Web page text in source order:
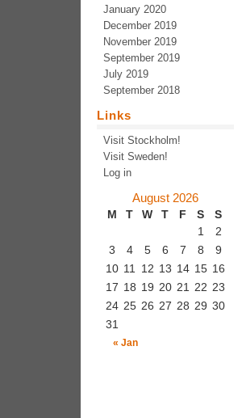
January 2020
December 2019
November 2019
September 2019
July 2019
September 2018
Links
Visit Stockholm!
Visit Sweden!
Log in
August 2026
M T W T F S S
« Jan
1
2
3
4 5 6 7 8
9
10 11 12 13 14 15 16
17 18 19 20 21 22 23
24 25 26 27 28 29 30
31